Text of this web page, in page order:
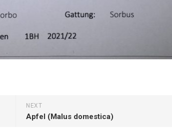
NEXT
Apfel (Malus domestica)